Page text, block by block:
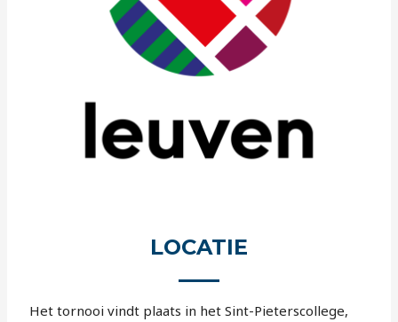
LOCATIE
Het tornooi vindt plaats in het Sint-Pieterscollege,